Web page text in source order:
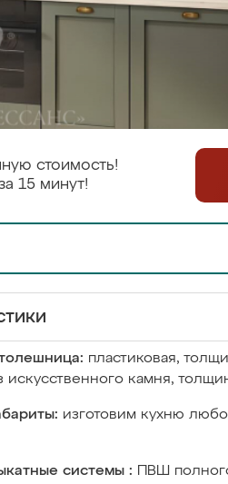
стоимость!
15 минут!
пластиковая,
искусственного камня,
изготовим кухню
системы :
ПВШ